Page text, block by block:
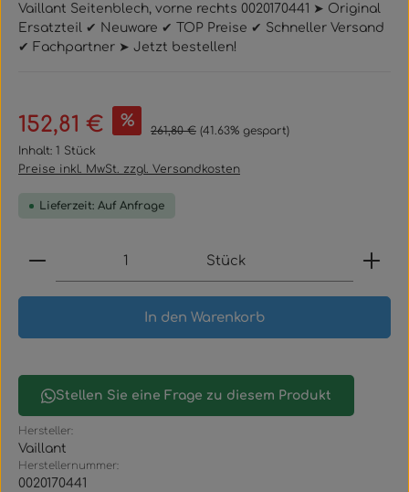
Vaillant Seitenblech, vorne rechts 0020170441 ➤ Original
Ersatzteil ✔ Neuware ✔ TOP Preise ✔ Schneller Versand
✔ Fachpartner ➤ Jetzt bestellen!
Verkaufspreis:
152,81 € % Regulärer Preis:
261,80 € (41.63% gespart)
Inhalt: 1 Stück
Preise inkl. MwSt. zzgl. Versandkosten
Lieferzeit: Auf Anfrage
Produkt Anzahl: Gib den gewünschten Wert
Stück
In den Warenkorb
Stellen Sie eine Frage zu diesem Produkt
Hersteller:
Vaillant
Herstellernummer:
0020170441